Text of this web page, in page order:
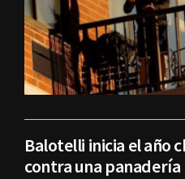
Balotelli inicia el año
contra una panadería